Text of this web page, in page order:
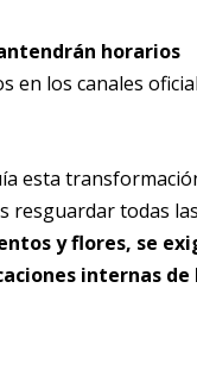
horarios
en los canales
esta
resguardar todas
y flores, se
internas de